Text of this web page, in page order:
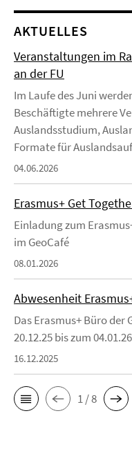
AKTUELLES
Veranstaltungen im
an der FU
Im Laufe des Juni
Beschäftigte mehrere
Auslandsstudium,
Formate für
04.06.2026
Erasmus+ Get
Einladung zum
im GeoCafé
08.01.2026
Abwesenheit
Das Erasmus+ Büro der
20.12.25 bis zum
16.12.2025
1 / 8